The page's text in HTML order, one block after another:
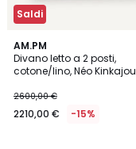
Saldi
AM.PM
Divano letto a 2 posti,
cotone/lino, Néo Kinkajou
2600,00 €
2210,00 € -15%
4
Colori